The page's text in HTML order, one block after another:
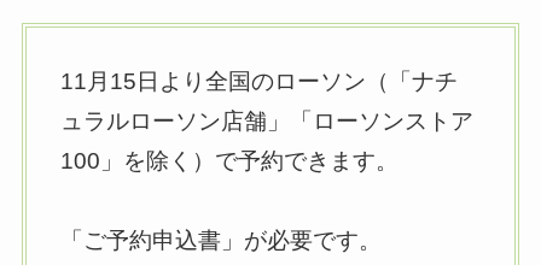
11月15日より全国のローソン（「ナチ
ュラルローソン店舗」「ローソンストア
100」を除く）で予約できます。
「ご予約申込書」が必要です。